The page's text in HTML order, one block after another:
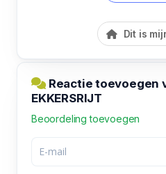
Dit is
Reactie toevoegen
EKKERSRIJT
Beoordeling toevoegen